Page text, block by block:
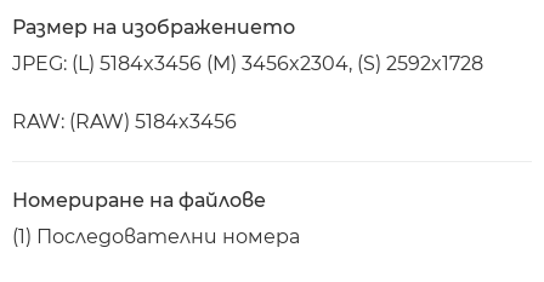
Размер на изображението
JPEG: (L) 5184x3456 (M) 3456x2304, (S) 2592x1728
RAW: (RAW) 5184x3456
Номериране на файлове
(1) Последователни номера